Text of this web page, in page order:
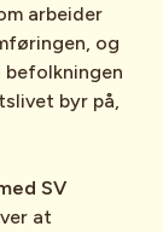
arbeider
og
byr på,
SV
at